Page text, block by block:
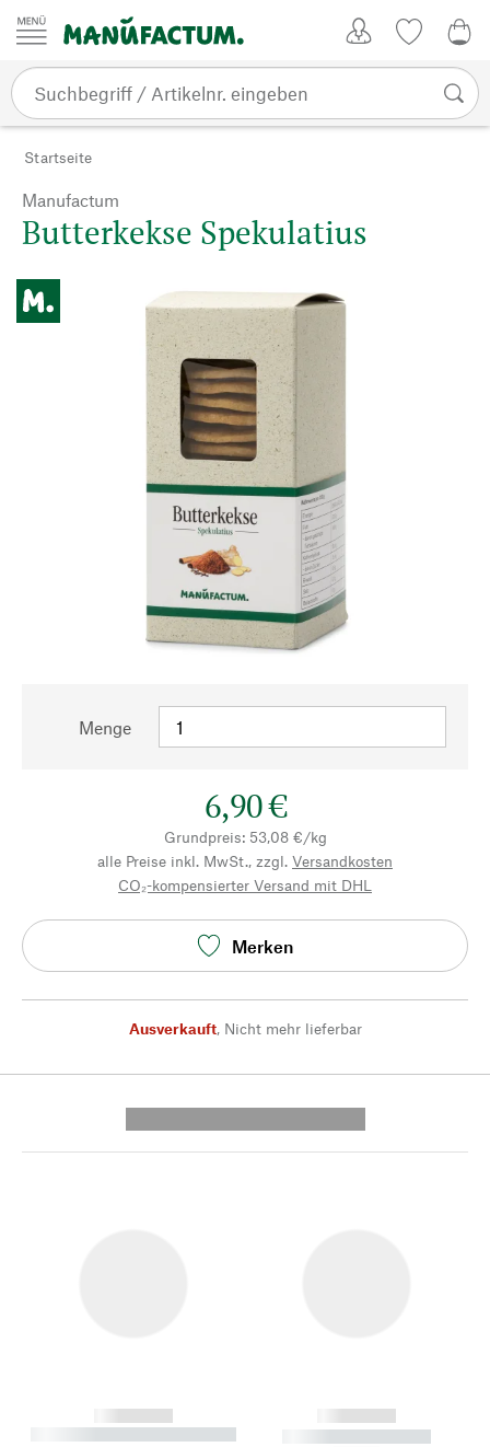
Zum Inhalt springen
Startseite
Manufactum
Butterkekse Spekulatius
Menge
6,90 €
Grundpreis: 53,08 €/kg
alle Preise inkl. MwSt., zzgl. Versandkosten
CO₂-kompensierter Versand mit DHL
Merken
Ausverkauft, Nicht mehr lieferbar
------------
----------- ----------- --------
------------
----------- -----------